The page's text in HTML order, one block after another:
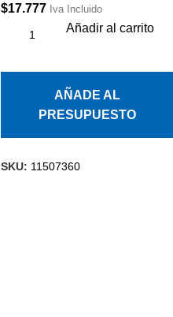
$17.777 Iva Incluido
Añadir al carrito
AÑADE AL
PRESUPUESTO
SKU: 11507360